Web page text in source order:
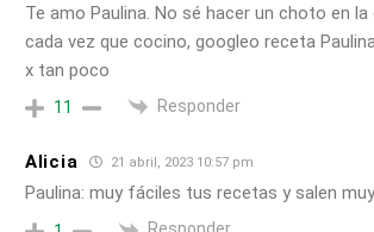
Te amo Paulina. No sé hacer un choto en la
cada vez que cocino, googleo receta
x tan poco
11 Responder
Alicia 21 abril, 2023 10:57 pm
Paulina: muy fáciles tus recetas y salen